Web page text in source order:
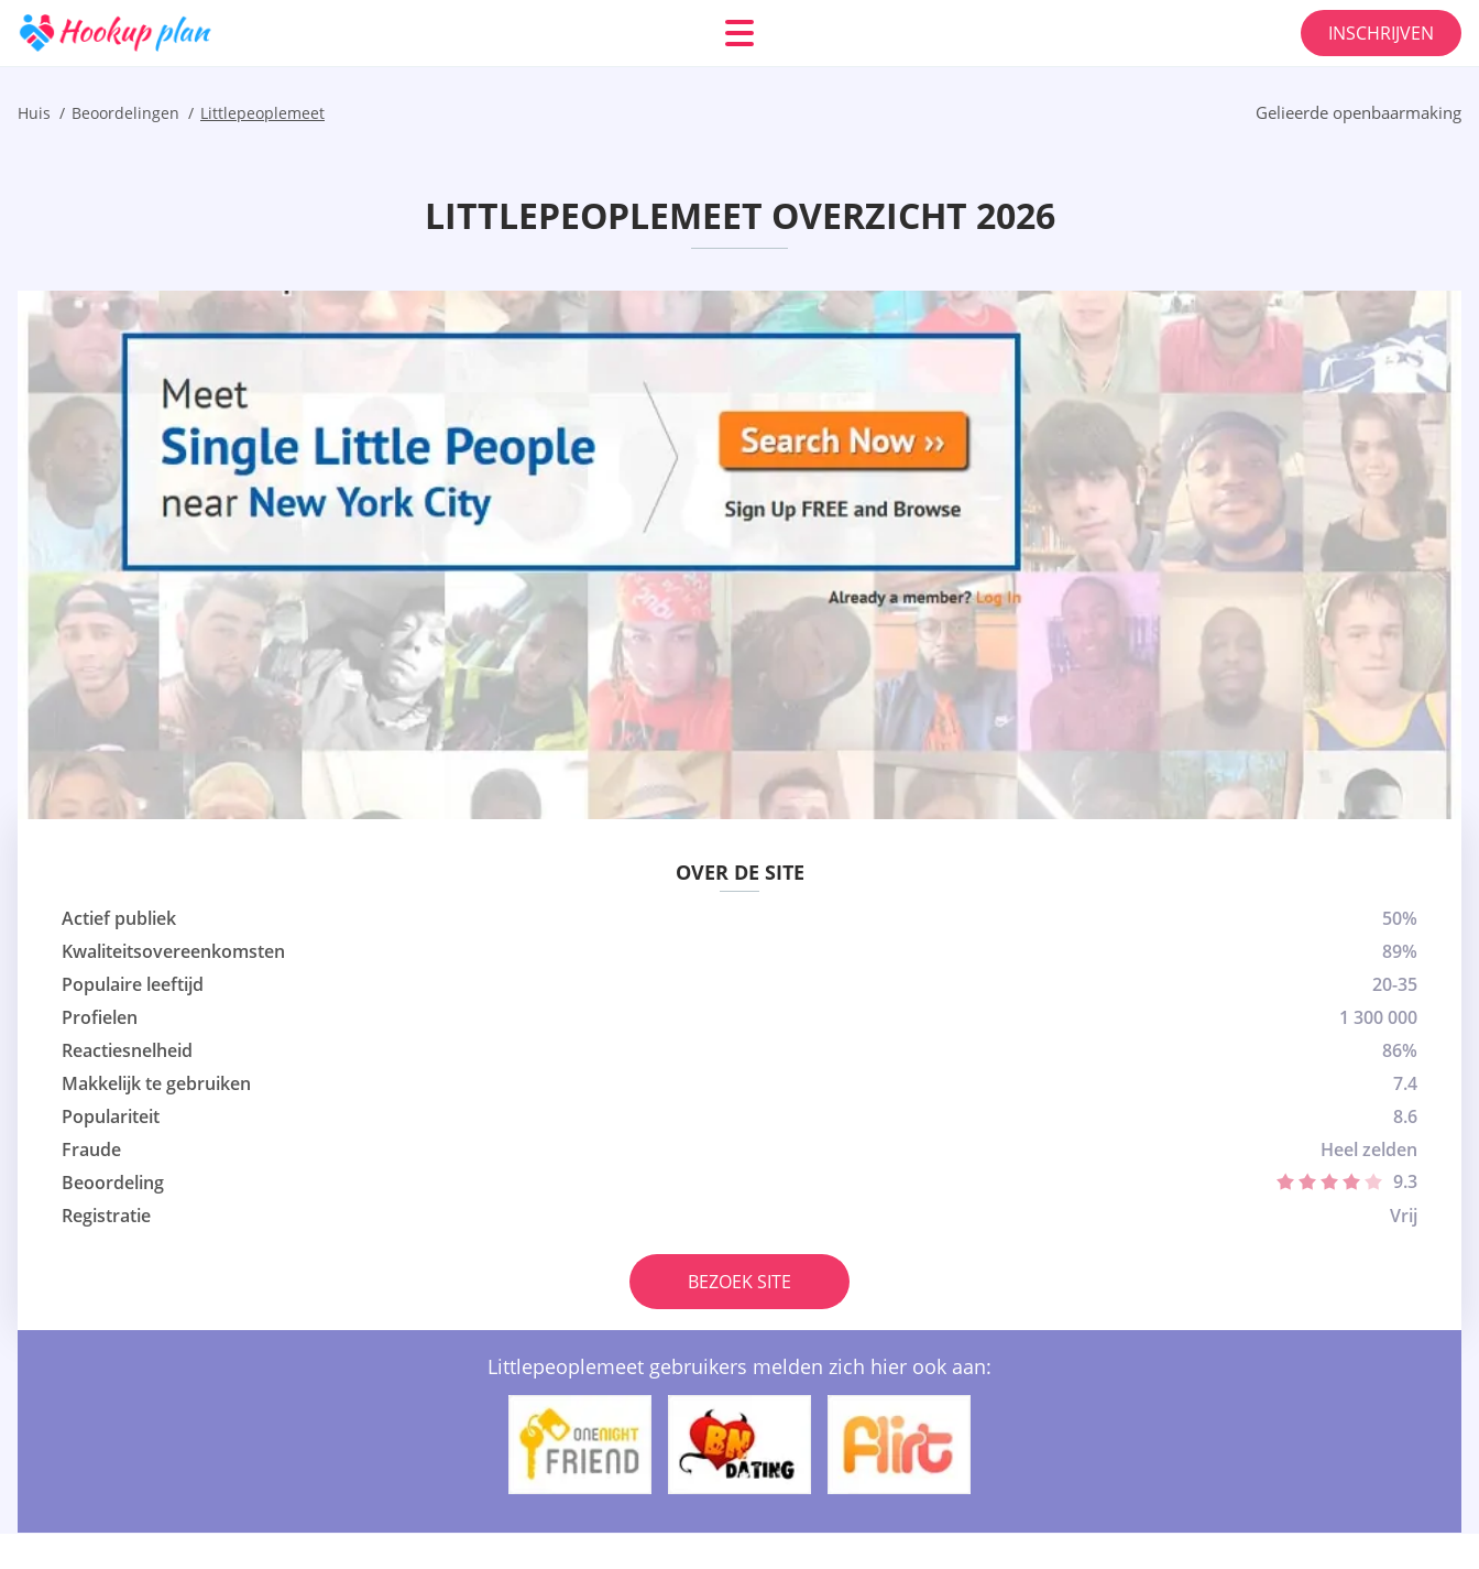
INSCHRIJVEN
Huis Beoordelingen Littlepeoplemeet Gelieerde openbaarmaking
LITTLEPEOPLEMEET OVERZICHT 2026
OVER DE SITE
Actief publiek
50%
Kwaliteitsovereenkomsten
89%
Populaire leeftijd
20-35
Profielen
1 300 000
Reactiesnelheid
86%
Makkelijk te gebruiken
7.4
Populariteit
8.6
Fraude
Heel zelden
Beoordeling
9.3
Registratie
Vrij
BEZOEK SITE
Littlepeoplemeet gebruikers melden zich hier ook aan: